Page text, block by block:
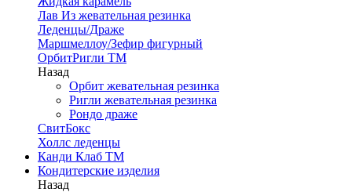
Лав Из жевательная резинка
Леденцы/Драже
Маршмеллоу/Зефир фигурный
ОрбитРигли ТМ
Назад
Орбит жевательная резинка
Ригли жевательная резинка
Рондо драже
СвитБокс
Холлс леденцы
Канди Клаб ТМ
Кондитерские изделия
Назад